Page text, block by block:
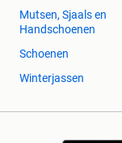
Mutsen, Sjaals en
Handschoenen
Schoenen
Winterjassen